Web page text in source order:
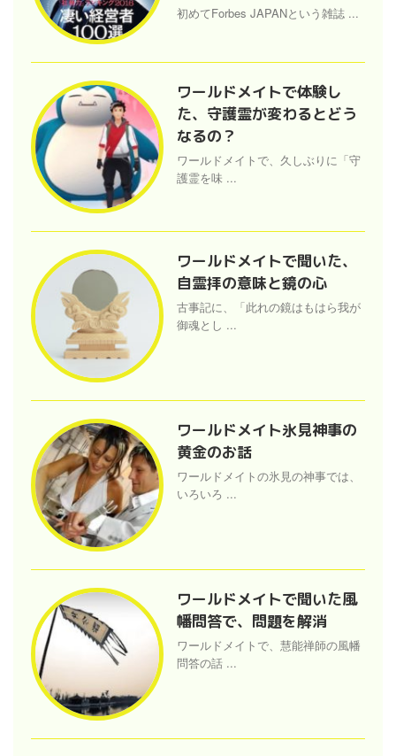
初めてForbes JAPANという雑誌 ...
ワールドメイトで体験し
た、守護霊が変わるとどう
なるの？
ワールドメイトで、久しぶりに「守
護霊を味 ...
ワールドメイトで聞いた、
自霊拝の意味と鏡の心
古事記に、「此れの鏡はもはら我が
御魂とし ...
ワールドメイト氷見神事の
黄金のお話
ワールドメイトの氷見の神事では、
いろいろ ...
ワールドメイトで聞いた風
幡問答で、問題を解消
ワールドメイトで、慧能禅師の風幡
問答の話 ...